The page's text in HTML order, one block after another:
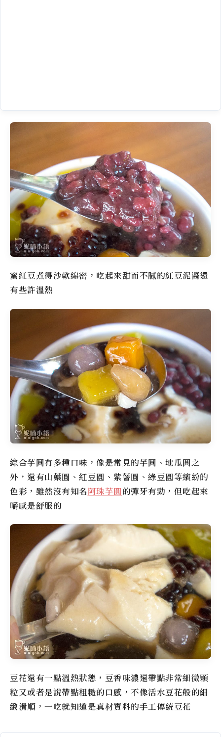
蜜紅豆煮得沙軟綿密，吃起來甜而不膩的紅豆泥醬還
有些許溫熱
綜合芋圓有多種口味，像是常見的芋圓、地瓜圓之
外，還有山藥圓、紅豆圓、紫薯圓、綠豆圓等繽紛的
色彩，雖然沒有知名阿珠芋圓的彈牙有勁，但吃起來
嚼感是舒服的
豆花還有一點溫熱狀態，豆香味濃還帶點非常細微顆
粒又或者是說帶點粗糙的口感，不像活水豆花般的細
緻滑順，一吃就知道是真材實料的手工傳統豆花